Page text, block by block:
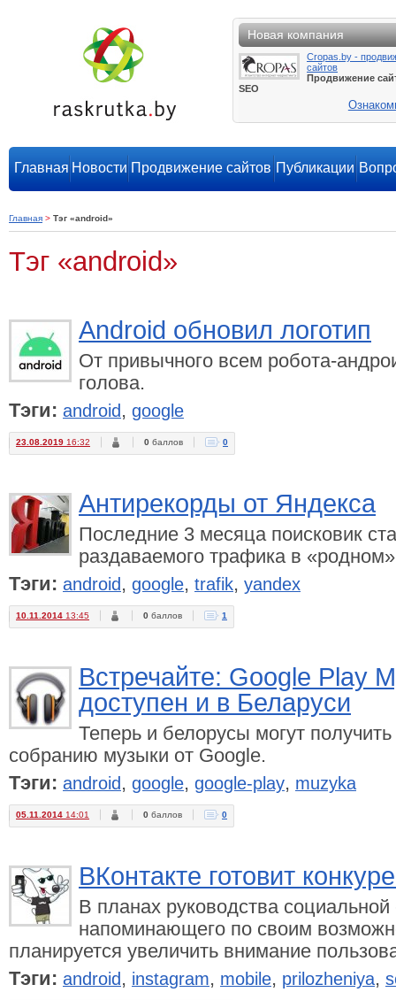
Новая компания
Cropas.by -
сайтов
Продвижение
SEO
Главная Новости Продвижение сайтов Публикации
Главная > Тэг «android»
Тэг «android»
Android обновил логотип
От привычного всем робота-
голова.
Тэги: android , google
23.08.2019 16:32 0 баллов 0
Антирекорды от Яндекса
Последние 3 месяца поисковик
раздаваемого трафика в
Тэги: android , google, trafik, yandex
10.11.2014 13:45 0 баллов 1
Встречайте: Google Play
доступен и в Беларуси
Теперь и белорусы могут
собранию музыки от Google.
Тэги: android , google, google-play, muzyka
05.11.2014 14:01 0 баллов 0
ВКонтакте готовит
В планах руководства
напоминающего по своим
планируется увеличить внимание
Тэги: android , instagram, mobile, prilozheniya,